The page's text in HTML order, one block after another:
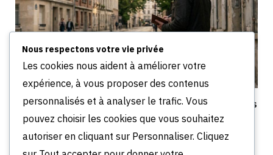
Quartiers à éviter à Chalon : les secteurs à risques
locatifs
JUIN 30, 2026
Nous respectons votre vie privée
Les cookies nous aident à améliorer votre
expérience, à vous proposer des contenus
personnalisés et à analyser le trafic. Vous
pouvez choisir les cookies que vous souhaitez
autoriser en cliquant sur Personnaliser. Cliquez